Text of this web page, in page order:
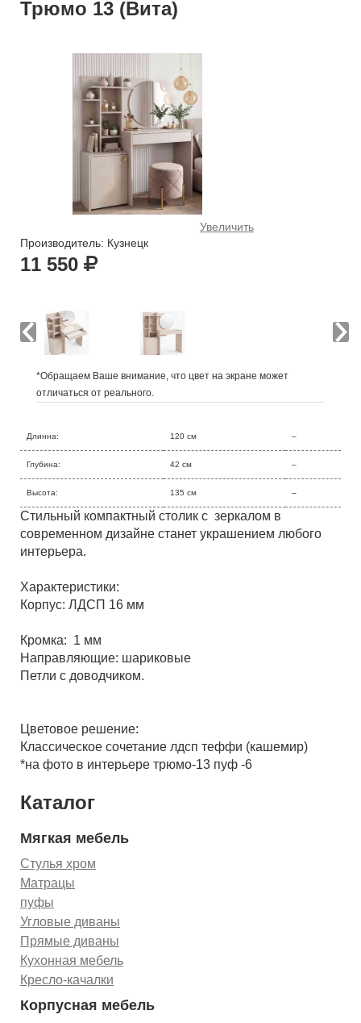
Трюмо 13 (Вита)
Увеличить
Производитель: Кузнецк
11 550
*Обращаем Ваше внимание, что цвет на экране может
отличаться от реального.
Длинна: 120 см –
Глубина: 42 см –
Высота: 135 см –
Стильный компактный столик с зеркалом в
современном дизайне станет украшением любого
интерьера.
Характеристики:
Корпус: ЛДСП 16 мм
Кромка: 1 мм
Направляющие: шариковые
Петли с доводчиком.
Цветовое решение:
Классическое сочетание лдсп теффи (кашемир)
*на фото в интерьере трюмо-13 пуф -6
Каталог
Мягкая мебель
Стулья хром
Матрацы
пуфы
Угловые диваны
Прямые диваны
Кухонная мебель
Кресло-качалки
Корпусная мебель